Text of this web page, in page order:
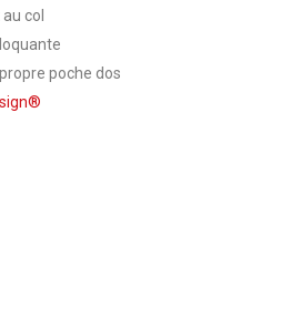
col
poche dos